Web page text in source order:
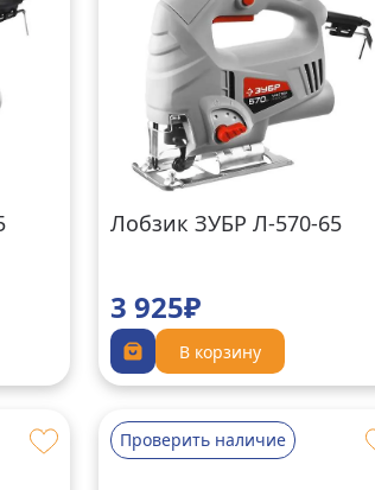
Лобзик ЗУБР Л-570-65
3 925₽
В корзину
Проверить наличие